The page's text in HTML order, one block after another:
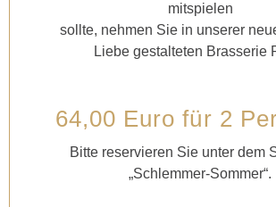
mitspielen
sollte, nehmen Sie in unserer
Liebe gestalteten Brasserie
64,00 Euro für 2
Bitte reservieren Sie unter dem
„Schlemmer-Sommer“.